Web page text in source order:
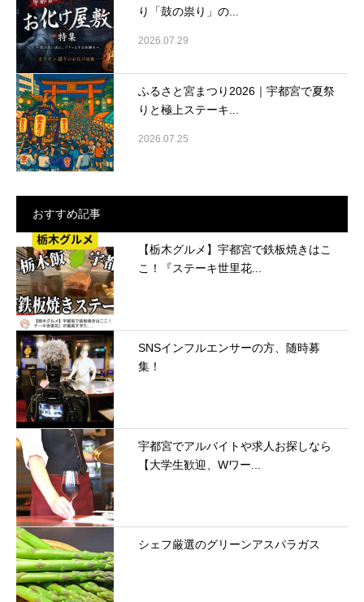
り「鼓の祟り」の...
2026.07.29
ふるさと宮まつり2026｜宇都宮で夏祭
りと極上ステーキ...
2026.07.25
おすすめ記事
【栃木グルメ】宇都宮で鉄板焼きはこ
こ！『ステーキ世里花...
SNSインフルエンサーの方、随時募
集！
宇都宮でアルバイトや求人お探しなら
【大学生歓迎、Wワー...
シェフ厳選のグリーンアスパラガス